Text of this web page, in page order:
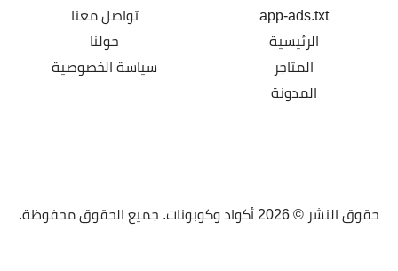
app-ads.txt
الرئيسية
المتاجر
المدونة
تواصل معنا
حولنا
سياسة الخصوصية
حقوق النشر © 2026 أكواد وكوبونات. جميع الحقوق محفوظة.